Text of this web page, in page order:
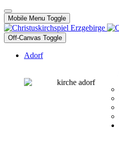
Mobile Menu Toggle
Off-Canvas Toggle
Adorf